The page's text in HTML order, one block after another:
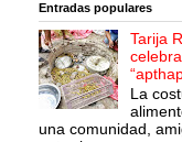
Entradas populares
Tarija
La
una comunidad,